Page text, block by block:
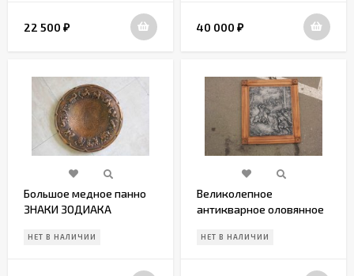
22 500 ₽ 40 000 ₽
Большое медное панно
ЗНАКИ ЗОДИАКА
НЕТ В НАЛИЧИИ
Великолепное
антикварное оловянное
НЕТ В НАЛИЧИИ